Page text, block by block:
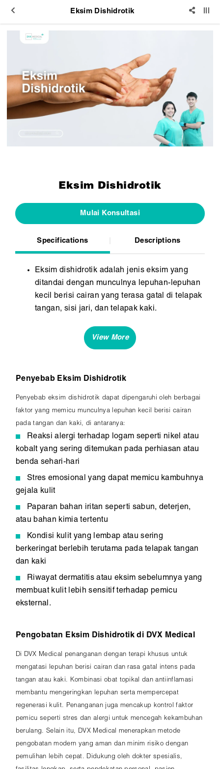
Eksim Dishidrotik
Eksim Dishidrotik
Mulai Konsultasi
Specifications Descriptions
Eksim dishidrotik adalah jenis eksim yang
ditandai dengan munculnya lepuhan-lepuhan
kecil berisi cairan yang terasa gatal di telapak
tangan, sisi jari, dan telapak kaki.
dipicu oleh stres, alergi, atau paparan zat
tertentu serta sering memburuk pada musim
Penyebab Eksim Dishidrotik
Penyebab eksim dishidrotik dapat dipengaruhi oleh berbagai
faktor yang memicu munculnya lepuhan kecil berisi cairan
pada tangan dan kaki, di antaranya:
Reaksi alergi terhadap logam seperti nikel atau
kobalt yang sering ditemukan pada perhiasan atau
benda sehari-hari
Stres emosional yang dapat memicu kambuhnya
gejala kulit
Paparan bahan iritan seperti sabun, deterjen,
atau bahan kimia tertentu
Kondisi kulit yang lembap atau sering
berkeringat berlebih terutama pada telapak tangan
dan kaki
Riwayat dermatitis atau eksim sebelumnya yang
membuat kulit lebih sensitif terhadap pemicu
eksternal.
Pengobatan Eksim Dishidrotik di DVX Medical
Di DVX Medical penanganan dengan terapi khusus untuk
mengatasi lepuhan berisi cairan dan rasa gatal intens pada
tangan atau kaki. Kombinasi obat topikal dan antiinflamasi
membantu mengeringkan lepuhan serta mempercepat
regenerasi kulit. Penanganan juga mencakup kontrol faktor
pemicu seperti stres dan alergi untuk mencegah kekambuhan
berulang. Selain itu, DVX Medical menerapkan metode
pengobatan modern yang aman dan minim risiko dengan
pemulihan lebih cepat. Didukung oleh dokter spesialis,